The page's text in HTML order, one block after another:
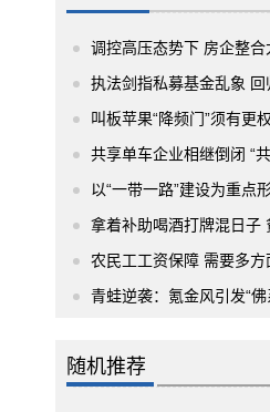
调控高压态势下 房企整合
执法剑指私募基金乱象
叫板苹果“降频门”须有更
共享单车企业相继倒闭 “
以“一带一路”建设为重点
拿着补助喝酒打牌混日子
农民工工资保障 需要多方
青蛙逆袭：氪金风引发“佛
随机推荐